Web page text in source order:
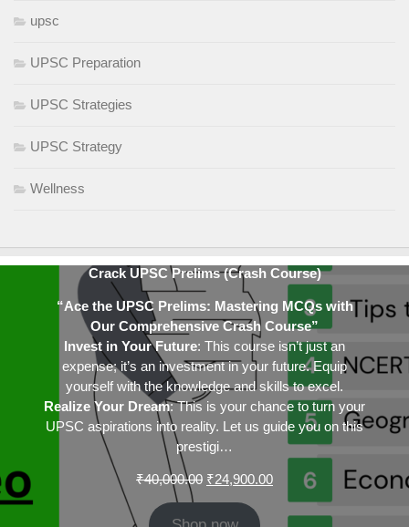
upsc
UPSC Preparation
UPSC Strategies
UPSC Strategy
Wellness
Crack UPSC Prelims (Crash Course)
“Ace the UPSC Prelims: Mastering MCQs with
Our Comprehensive Crash Course”
Invest in Your Future: This course isn’t just an
expense; it’s an investment in your future. Equip
yourself with the knowledge and skills to excel.
Realize Your Dream: This is your chance to turn your
UPSC aspirations into reality. Let us guide you on this
prestigi…
₹40,000.00 Original
₹24,900.00Current